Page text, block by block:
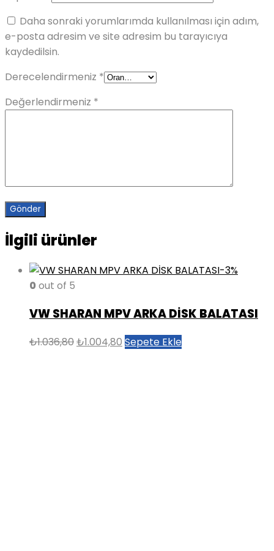
Daha sonraki yorumlarımda kullanılması için adım,
e-posta adresim ve site adresim bu tarayıcıya
kaydedilsin.
Derecelendirmeniz *
Değerlendirmeniz *
İlgili ürünler
-3%
0 out of 5
VW SHARAN MPV ARKA DİSK BALATASI
₺1.036,80Orijinal
₺1.004,80 Şu
Sepete Ekle